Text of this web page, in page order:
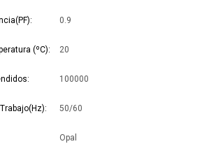
0.9
(ºC) 20
100000
50/60
Opal